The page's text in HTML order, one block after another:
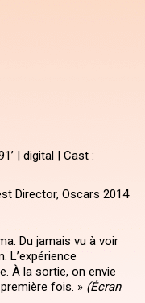
| digital | Cast :
Director, Oscars 2014
Du jamais vu à voir
L’expérience
À la sortie, on envie
fois. » (Écran